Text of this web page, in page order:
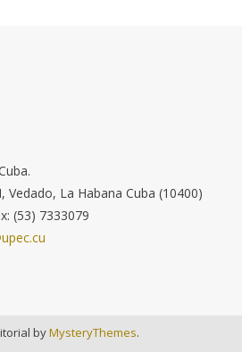
Vedado, La Habana Cuba (10400)
(53) 7333079
byMysteryThemes.